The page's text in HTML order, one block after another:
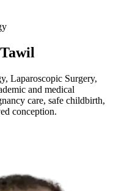
Laparoscopic Surgery,
and medical
care, safe childbirth,
conception.